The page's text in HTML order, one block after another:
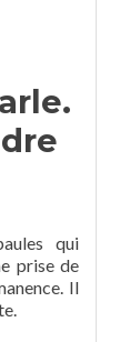
qui
prise de
Il